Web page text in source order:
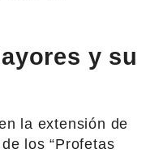
y su
la extensión de
los “Profetas